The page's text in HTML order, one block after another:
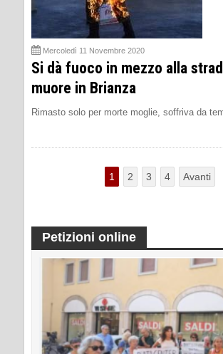
Mercoledì 11 Novembre 2020
Si dà fuoco in mezzo alla
muore in Brianza
Rimasto solo per morte moglie, soffriva da
1 2 3 4 Avanti
Petizioni online